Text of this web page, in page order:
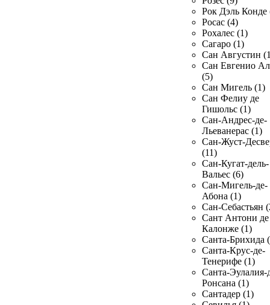
Рок Дэль Конде
Росас (4)
Рохалес (1)
Сагаро (1)
Сан Августин
Сан Евгенио
(5)
Сан Мигель (1)
Сан Фелиу де
Гишольс (1)
Сан-Андрес-де-
Льеванерас (1)
Сан-Жуст-
(11)
Сан-Кугат-дель-
Вальес (6)
Сан-Мигель-де-
Абона (1)
Сан-Себастьян
Сант Антони де
Калонже (1)
Санта-Брихида
Санта-Крус-де-
Тенерифе (1)
Санта-Эулалия-
Ронсана (1)
Сантадер (1)